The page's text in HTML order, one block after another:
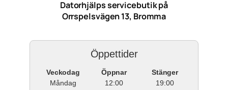
Datorhjälps servicebutik på
Orrspelsvägen 13, Bromma
Öppettider
Veckodag Öppnar
Stänger
Måndag
12:00
19:00